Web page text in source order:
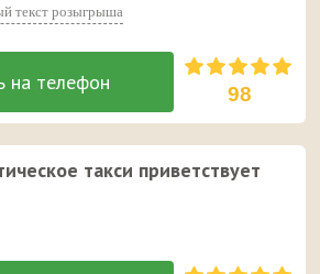
текст розыгрыша
98
такси приветствует